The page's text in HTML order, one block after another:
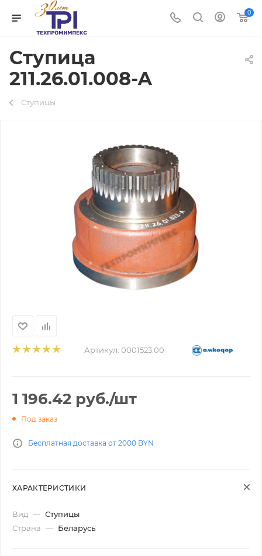
0
Ступица
211.26.01.008-А
Ступицы
Артикул: 0001523.00
1 196.42 руб./шт
Под заказ
Бесплатная доставка от 2000 BYN
ХАРАКТЕРИСТИКИ
Вид — Ступицы
Страна — Беларусь